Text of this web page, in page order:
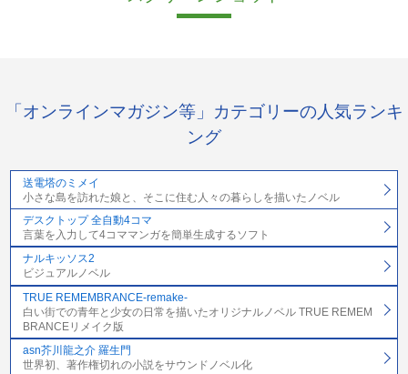
「オンラインマガジン等」カテゴリーの人気ランキ
ング
送電塔のミメイ
小さな島を訪れた娘と、そこに住む人々の暮らしを描いたノベル
デスクトップ 全自動4コマ
言葉を入力して4コママンガを簡単生成するソフト
ナルキッソス2
ビジュアルノベル
TRUE REMEMBRANCE-remake-
白い街での青年と少女の日常を描いたオリジナルノベル TRUE REMEM
BRANCEリメイク版
asn芥川龍之介 羅生門
世界初、著作権切れの小説をサウンドノベル化